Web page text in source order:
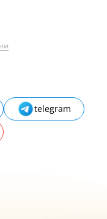
telegram